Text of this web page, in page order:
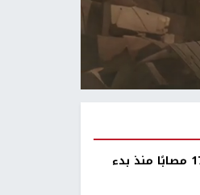
73,386 شهيدًا و174,250 مصابًا منذ بدء